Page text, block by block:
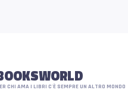
CHI AMA I LIBRI C'È SEMPRE UN ALTRO MONDO